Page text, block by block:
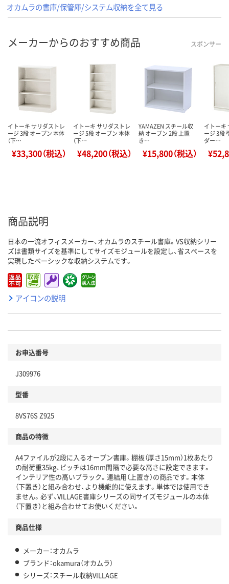
オカムラの書庫/保管庫/システム収納を全て見る
メーカーからのおすすめ商品 スポンサー
イトーキ サリダストレ
ージ 3段 オープン 本体
（下…
¥33,300（税込）
イトーキ サリダストレ
ージ 5段 オープン 本体
（下…
¥48,200（税込）
YAMAZEN スチール収
納 オープン 2段 上置
き…
¥15,800（税込）
イトーキ
ージ 3段
ダー…
商品説明
日本の一流オフィスメーカー、オカムラのスチール書庫。VS収納シリー
ズは書類サイズを基準にしてサイズモジュールを設定し、省スペースを
実現したベーシックな収納システムです。
アイコンの説明
お申込番号
J309976
型番
8VS76S Z925
商品の特徴
A4ファイルが2段に入るオープン書庫。棚板（厚さ15mm）1枚あたり
の耐荷重35kg、ピッチは16mm間隔で必要な高さに設定できます。
インテリア性の高いブラック。連結用（上置き）の商品です。本体
（下置き）と組み合わせ、より機能的に使えます。単体では使用でき
ません。必ず、VILLAGE書庫シリーズの同サイズモジュールの本体
（下置き）と組み合わせてお使いください。
商品仕様
メーカー：オカムラ
ブランド：okamura（オカムラ）
シリーズ：スチール収納VILLAGE